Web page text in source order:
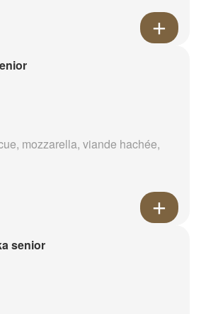
mozzarella, viande hachée,
senior